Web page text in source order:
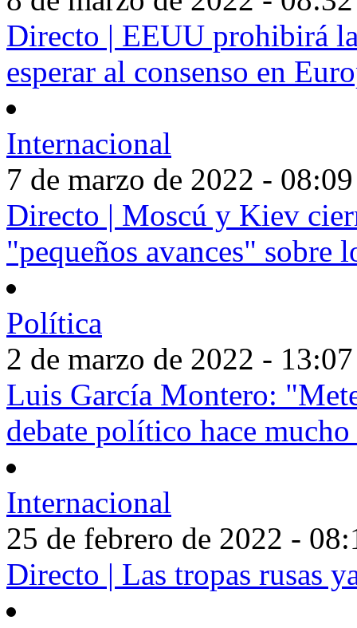
Directo | EEUU prohibirá
esperar al consenso en
Internacional
7 de marzo de 2022 -
Directo | Moscú y Kiev
"pequeños avances" sobre
Política
2 de marzo de 2022 -
Luis García Montero:
debate político hace
Internacional
25 de febrero de 2022 -
Directo | Las tropas rusas